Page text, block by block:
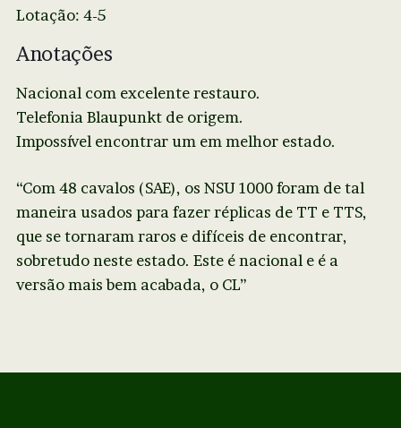
Lotação: 4-5
Anotações
Nacional com excelente restauro.
Telefonia Blaupunkt de origem.
Impossível encontrar um em melhor estado.
“Com 48 cavalos (SAE), os NSU 1000 foram de tal
maneira usados para fazer réplicas de TT e TTS,
que se tornaram raros e difíceis de encontrar,
sobretudo neste estado. Este é nacional e é a
versão mais bem acabada, o CL”